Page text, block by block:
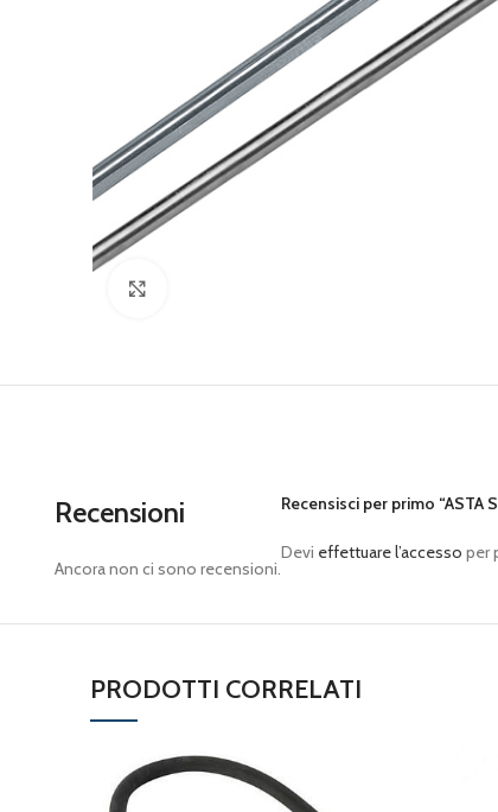
Recensioni
Ancora non ci sono recensioni.
Recensisci per primo “ASTA
Devi effettuare l’accesso per
PRODOTTI CORRELATI